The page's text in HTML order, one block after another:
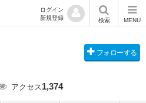
ログイン
新規登録
検索 MENU
フォローする
アクセス1,374